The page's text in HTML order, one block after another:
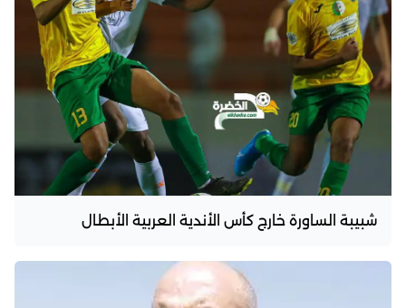
شبيبة الساورة خارج كأس الأندية العربية الأبطال